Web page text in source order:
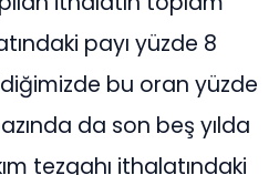
payı yüzde 8
bu oran yüzde
da son beş yılda
tezgahı ithalatındaki